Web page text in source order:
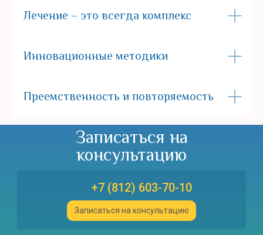
Лечение – это всегда комплекс
Инновационные методики
Преемственность и повторяемость
Записаться на
консультацию
Записаться на консультацию
+7 (812) 603-70-10